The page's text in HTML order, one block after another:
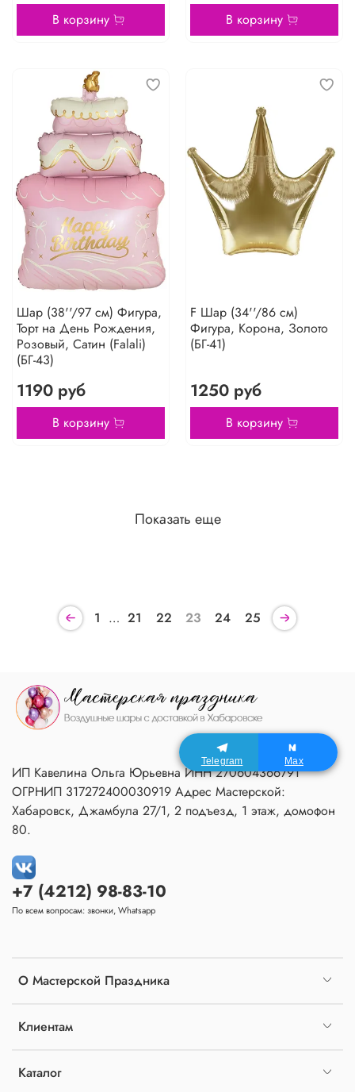
В корзину В корзину
Шар (38''/97 см) Фигура,
Торт на День Рождения,
Розовый, Сатин (Falali)
(БГ-43)
1190 руб
В корзину
F Шар (34''/86 см)
Фигура, Корона, Золото
(БГ-41)
1250 руб
В корзину
Показать еще
1 … 21 22 23 24 25
О Мастерской Праздника
Клиентам
Каталог
+7 (4212) 98-83-10
По всем вопросам: звонки, Whatsapp
ИП Кавелина Ольга Юрьевна ИНН 270604366791
ОГРНИП 317272400030919 Адрес Мастерской:
Хабаровск, Джамбула 27/1, 2 подъезд, 1 этаж, домофон
80.
Telegram Max